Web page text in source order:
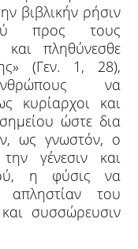
βιβλικήν ρήσιν
προς τους
και πληθύνεσθε
(Γεν. 1, 28),
να
κυρίαρχοι και
ώστε δια
ως γνωστόν, ο
γένεσιν και
η φύσις να
του
συσσώρευσιν